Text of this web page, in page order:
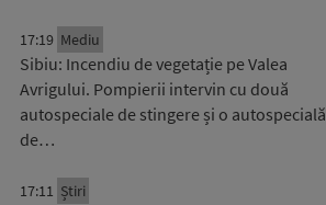
17:19 Mediu
Sibiu: Incendiu de vegetație pe Valea
Avrigului. Pompierii intervin cu două
autospeciale de stingere și o autospecială
de…
17:11 Știri